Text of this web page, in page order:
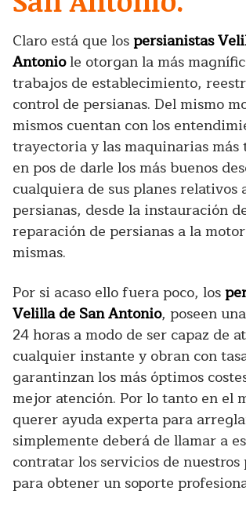
Claro está que lospersianistas
Antoniole otorgan la más
trabajos de establecimiento,
control de persianas. Del mismo
mismos cuentan con los
trayectoria y las maquinarias más
en pos de darle los más buenos
cualquiera de sus planes relativos
persianas, desde la instauración
reparación de persianas a la
mismas.
Por si acaso ello fuera poco, los
Velilla de San Antonio, poseen
24 horas a modo de ser capaz de
cualquier instante y obran con
garantinzan los más óptimos
mejor atención. Por lo tanto en el
querer ayuda experta para
simplemente deberá de llamar a
contratar los servicios de
para obtener un soporte